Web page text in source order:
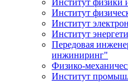
Институт
Институт
Институт
Передовая
инжиниринг"
Физико-
Институт